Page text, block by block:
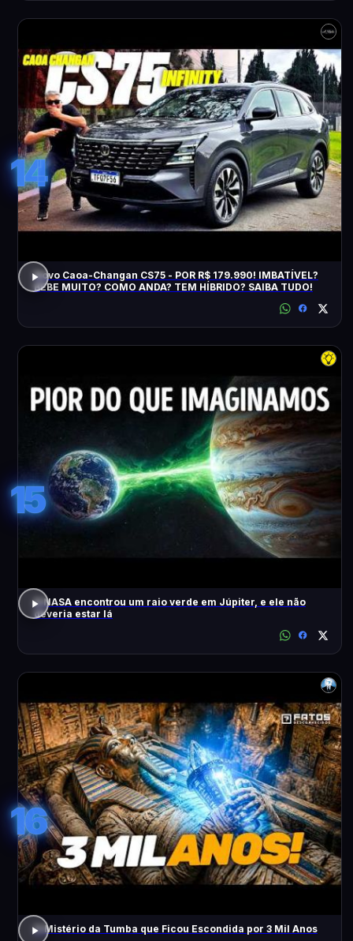
14
Novo Caoa-Changan CS75 - POR R$ 179.990! IMBATÍVEL?
BEBE MUITO? COMO ANDA? TEM HÍBRIDO? SAIBA TUDO!
15
A NASA encontrou um raio verde em Júpiter, e ele não
deveria estar lá
16
O Mistério da Tumba que Ficou Escondida por 3 Mil Anos